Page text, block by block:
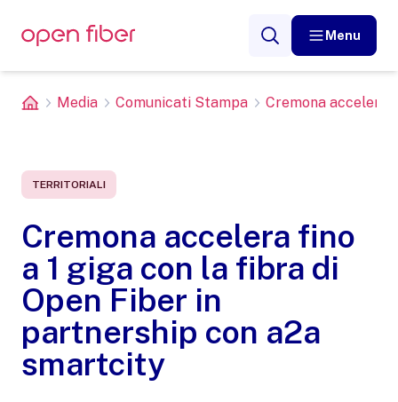
Menu
Media Comunicati Stampa Cremona accelera
TERRITORIALI
Cremona accelera fino
a 1 giga con la fibra di
Open Fiber in
partnership con a2a
smartcity